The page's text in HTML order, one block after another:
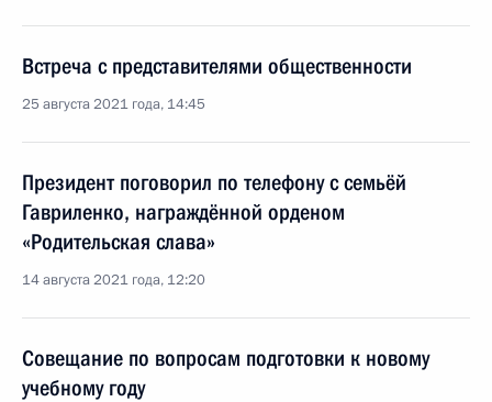
Встреча с представителями общественности
25 августа 2021 года, 14:45
Президент поговорил по телефону с семьёй
Гавриленко, награждённой орденом
«Родительская слава»
14 августа 2021 года, 12:20
Совещание по вопросам подготовки к новому
учебному году